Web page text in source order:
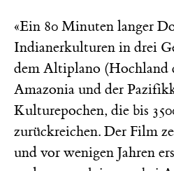
«Ein 80 Minuten langer
Indianerkulturen in drei
dem Altiplano (Hochland
Amazonia und der
Kulturepochen, die bis
zurückreichen. Der Film
und vor wenigen Jahren